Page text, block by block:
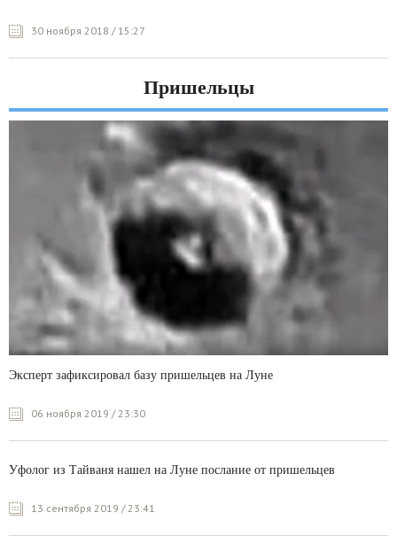
30 ноября 2018 / 15:27
Пришельцы
Эксперт зафиксировал базу пришельцев на Луне
06 ноября 2019 / 23:30
Уфолог из Тайваня нашел на Луне послание от пришельцев
13 сентября 2019 / 23:41